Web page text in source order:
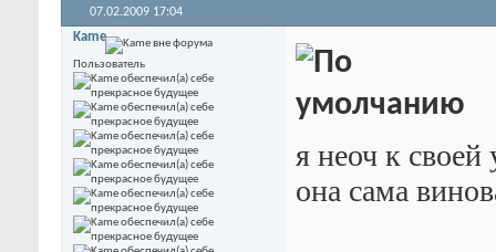
07.02.2009 17:04
Kame
Пользователь
я неоч к
она сама